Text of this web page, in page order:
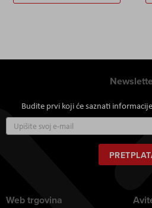
Budite prvi koji će saznati
se
za
naš
Web trgovina